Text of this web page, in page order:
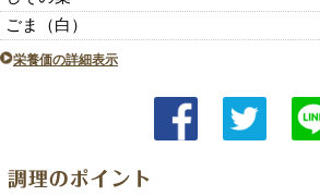
ごま（白）
栄養価の詳細表示